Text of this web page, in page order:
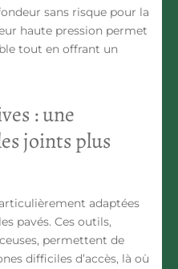
sans risque pour la
haute pression permet
tout en offrant un
: une
joints plus
adaptées
pavés. Ces outils,
permettent de
difficiles d’accès, là où